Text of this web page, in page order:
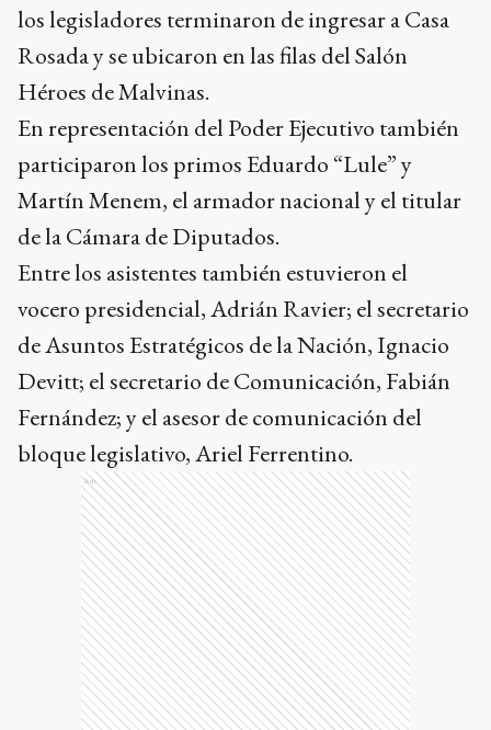
los legisladores terminaron de ingresar a Casa
Rosada y se ubicaron en las filas del Salón
Héroes de Malvinas.
En representación del Poder Ejecutivo también
participaron los primos Eduardo “Lule” y
Martín Menem, el armador nacional y el titular
de la Cámara de Diputados.
Entre los asistentes también estuvieron el
vocero presidencial, Adrián Ravier; el secretario
de Asuntos Estratégicos de la Nación, Ignacio
Devitt; el secretario de Comunicación, Fabián
Fernández; y el asesor de comunicación del
bloque legislativo, Ariel Ferrentino.
Ads